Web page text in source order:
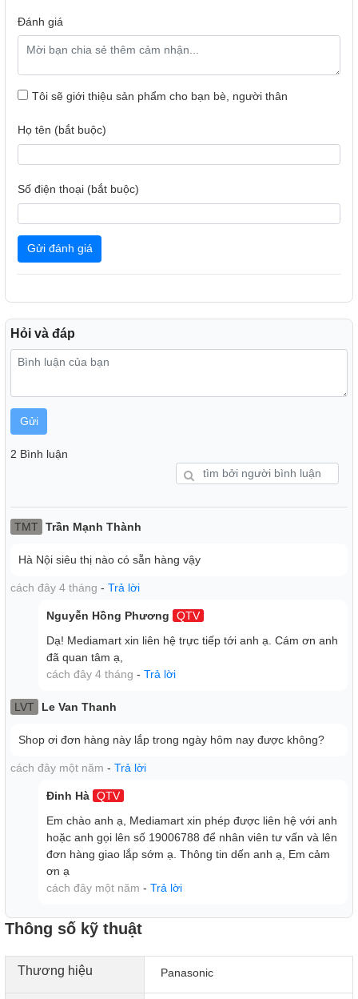
Điều khiển từ xa thông minh
Tính năng hẹn giờ ngủ tiện lợi
giúp bạn bảo vệ sức khỏe gia đình mình tốt hơn, giúp tiết
kiệm điện năng tối ưu và làm tăng tuổi thọ cho sản phẩm.
Tính năng hẹn giờ ngủ tự động tiện lợi
Động cơ bạc đạn cao cấp
hành êm ái, có độ bền cao, giúp tạo ra luồng gió mạnh liên
Thiết kế cánh quạt sải rộng, 3 tốc độ gió linh hoạt
Cánh quạt được thiết kế sải rộng với đường kính 40cm,
lớn.
xa, giúp người dùng có nhiều lựa chọn phù hợp với nhu
cầu của mình.
Đánh giá
Tôi sẽ giới thiệu sản phẩm cho bạn bè, người thân
Họ tên (bắt buộc)
Số điện thoại (bắt buộc)
Gửi đánh giá
Hỏi và đáp
Gửi
2 Bình luận
TMT Trần Mạnh Thành
Hà Nội siêu thị nào có sẵn hàng vậy
cách đây 4 tháng - Trả lời
Nguyễn Hồng Phương
QTV
Dạ! Mediamart xin liên hệ trực tiếp tới anh ạ. Cám ơn anh
đã quan tâm ạ,
cách đây 4 tháng - Trả lời
LVT Le Van Thanh
Shop ơi đơn hàng này lắp trong ngày hôm nay được không?
cách đây một năm - Trả lời
Đinh Hà QTV
Em chào anh ạ, Mediamart xin phép được liên hệ với anh
hoặc anh gọi lên số 19006788 để nhân viên tư vấn và lên
đơn hàng giao lắp sớm ạ. Thông tin dến anh ạ, Em cảm
ơn ạ
cách đây một năm - Trả lời
Thông số kỹ thuật
Thương hiệu Panasonic